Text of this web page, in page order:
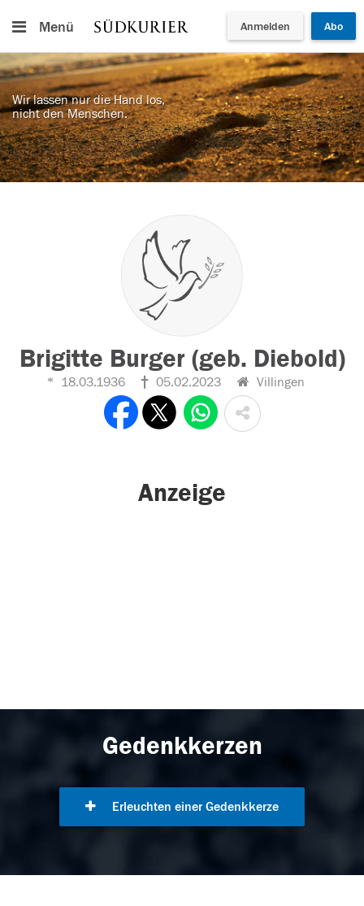
Menü Anmelden Abo
Wir lassen nur die Hand los,
nicht den Menschen.
Brigitte Burger (geb. Diebold)
18.03.1936 05.02.2023 Villingen
Anzeige
Gedenkkerzen
Erleuchten einer Gedenkkerze